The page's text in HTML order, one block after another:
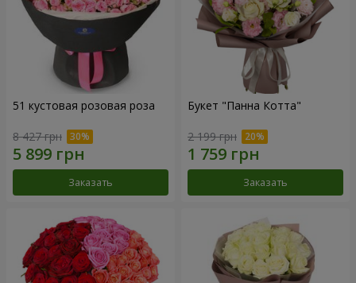
51 кустовая розовая роза
8 427 грн
Заказать
Букет "Панна Котта"
2 199 грн
Заказать